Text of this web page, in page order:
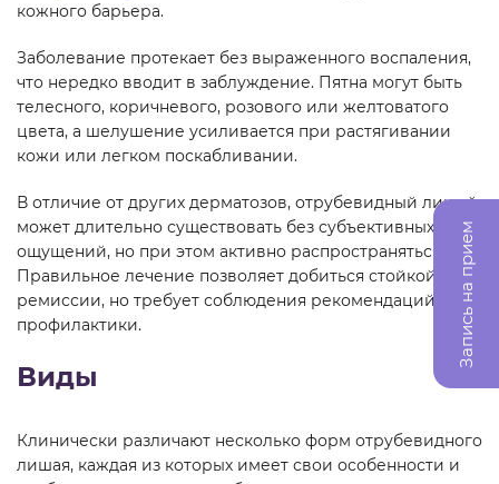
кожного барьера.
Заболевание протекает без выраженного воспаления,
что нередко вводит в заблуждение. Пятна могут быть
телесного, коричневого, розового или желтоватого
цвета, а шелушение усиливается при растягивании
кожи или легком поскабливании.
В отличие от других дерматозов, отрубевидный лишай
может длительно существовать без субъективных
ощущений, но при этом активно распространяться.
Правильное лечение позволяет добиться стойкой
ремиссии, но требует соблюдения рекомендаций и
профилактики.
Виды
Клинически различают несколько форм отрубевидного
лишая, каждая из которых имеет свои особенности и
Запись на прием